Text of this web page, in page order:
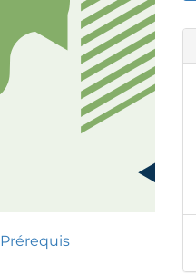
Prérequis